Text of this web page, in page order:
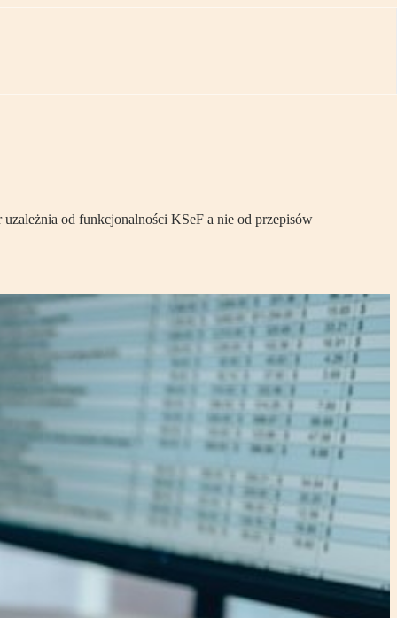
od funkcjonalności KSeF a nie od przepisów